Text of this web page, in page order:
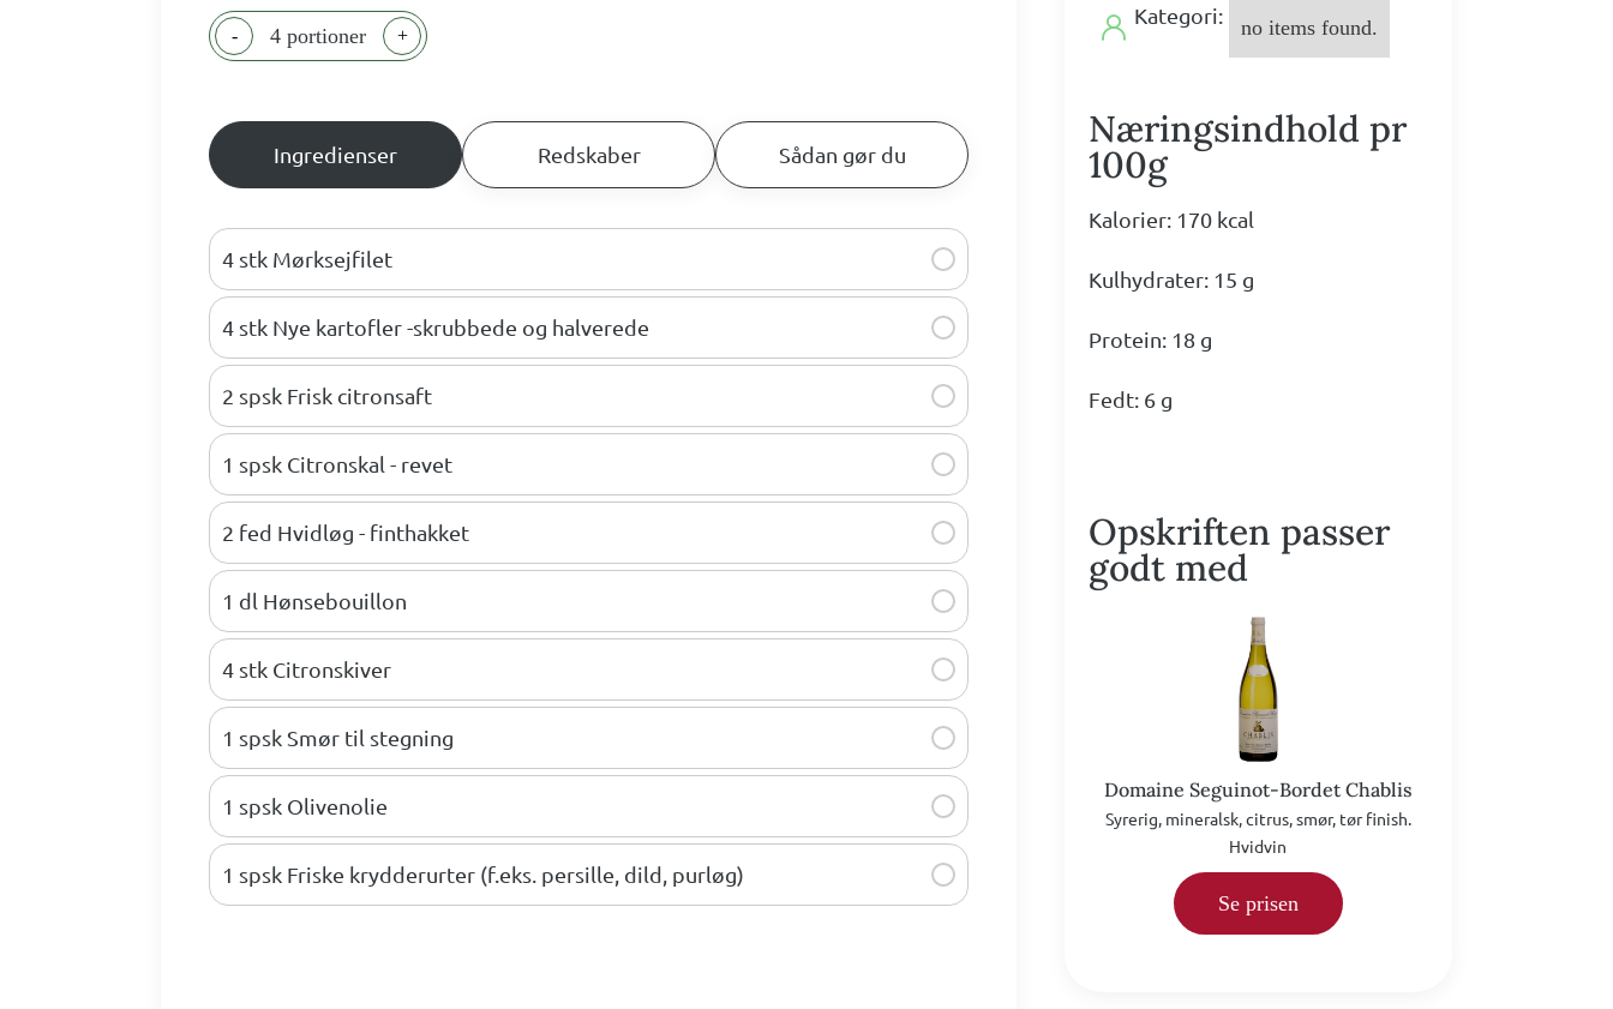
- 4 portioner +
Ingredienser Redskaber Sådan gør du
4 stk Mørksejfilet
4 stk Nye kartofler -skrubbede og halverede
2 spsk Frisk citronsaft
1 spsk Citronskal - revet
2 fed Hvidløg - finthakket
1 dl Hønsebouillon
4 stk Citronskiver
1 spsk Smør til stegning
1 spsk Olivenolie
1 spsk Friske krydderurter (f.eks. persille, dild, purløg)
Kategori: no items found.
Næringsindhold pr
100g
Kalorier: 170 kcal
Kulhydrater: 15 g
Protein: 18 g
Fedt: 6 g
Opskriften passer
godt med
Domaine Seguinot-Bordet Chablis
Syrerig, mineralsk, citrus, smør, tør finish.
Hvidvin
Se prisen